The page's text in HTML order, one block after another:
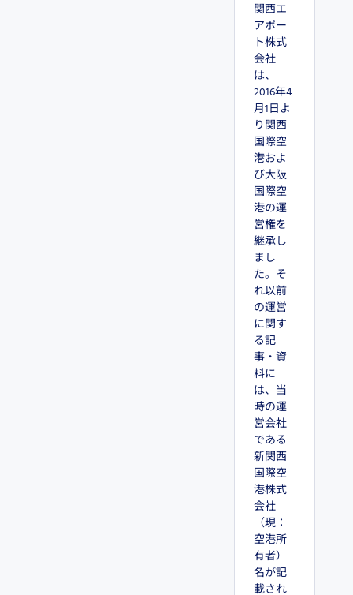
関西エ
アポー
ト株式
会社
は、
2016年4
月1日よ
り関西
国際空
港およ
び大阪
国際空
港の運
営権を
継承し
まし
た。そ
れ以前
の運営
に関す
る記
事・資
料に
は、当
時の運
営会社
である
新関西
国際空
港株式
会社
（現：
空港所
有者）
名が記
載され